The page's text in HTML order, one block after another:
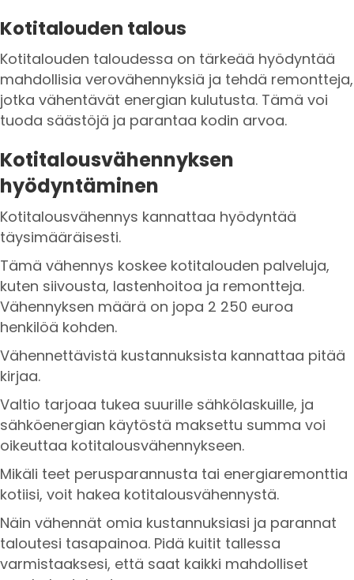
Kotitalouden talous
Kotitalouden taloudessa on tärkeää hyödyntää
mahdollisia verovähennyksiä ja tehdä remontteja,
jotka vähentävät energian kulutusta. Tämä voi
tuoda säästöjä ja parantaa kodin arvoa.
Kotitalousvähennyksen
hyödyntäminen
Kotitalousvähennys kannattaa hyödyntää
täysimääräisesti.
Tämä vähennys koskee kotitalouden palveluja,
kuten siivousta, lastenhoitoa ja remontteja.
Vähennyksen määrä on jopa 2 250 euroa
henkilöä kohden.
Vähennettävistä kustannuksista kannattaa pitää
kirjaa.
Valtio tarjoaa tukea suurille sähkölaskuille, ja
sähköenergian käytöstä maksettu summa voi
oikeuttaa kotitalousvähennykseen.
Mikäli teet perusparannusta tai energiaremonttia
kotiisi, voit hakea kotitalousvähennystä.
Näin vähennät omia kustannuksiasi ja parannat
taloutesi tasapainoa. Pidä kuitit tallessa
varmistaaksesi, että saat kaikki mahdolliset